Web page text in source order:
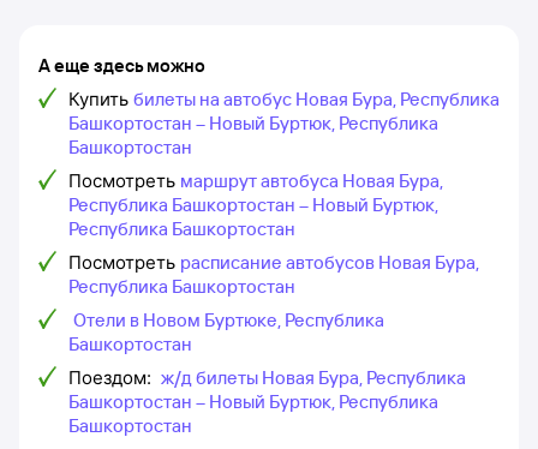
А еще здесь можно
Купить билеты на автобус Новая Бура, Республика
Башкортостан – Новый Буртюк, Республика
Башкортостан
Посмотреть маршрут автобуса Новая Бура,
Республика Башкортостан – Новый Буртюк,
Республика Башкортостан
Посмотреть расписание автобусов Новая Бура,
Республика Башкортостан
Отели в Новом Буртюке, Республика
Башкортостан
Поездом: ж/д билеты Новая Бура, Республика
Башкортостан – Новый Буртюк, Республика
Башкортостан